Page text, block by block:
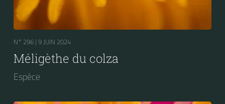
N° 296 | 9 JUIN 2024
Méligèthe du colza
Espèce